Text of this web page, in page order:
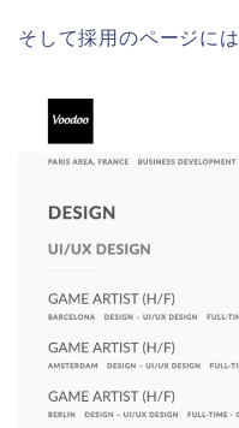
そして採用のページには